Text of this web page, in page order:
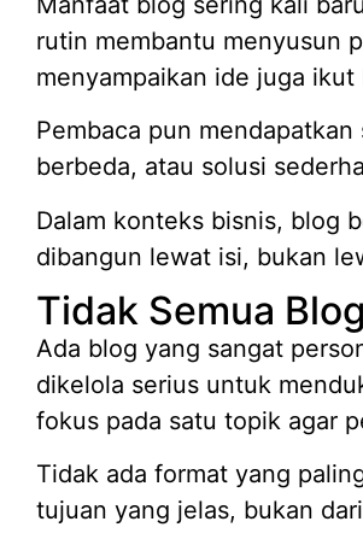
rutin membantu menyusun
menyampaikan ide juga ikut
Pembaca pun
berbeda, atau solusi
Dalam konteks bisnis, blog
dibangun lewat isi, bukan
Tidak Semua
Ada blog yang sangat
dikelola serius untuk
fokus pada satu topik agar
Tidak ada format yang
tujuan yang jelas, bukan